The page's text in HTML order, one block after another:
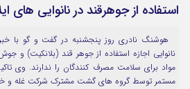
آپارات
رمز عبور
مرا به خاطر بسپار
استفاده از جوهرقند در نانوایی های
هوشنگ نادری روز پنجشنبه در گفت و گو با
نانوایی اجازه استفاده از جوهر قند (بلانکیت)
مواد برای سلامت مصرف کنندگان را ندارند. وی
مستمر توسط گروه های گشت مشترک شرکت غله و